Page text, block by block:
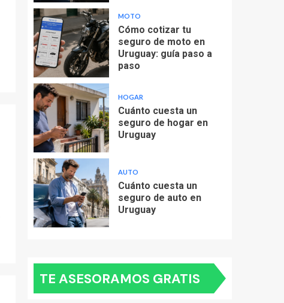
MOTO
Cómo cotizar tu
seguro de moto en
Uruguay: guía paso a
paso
HOGAR
Cuánto cuesta un
seguro de hogar en
Uruguay
AUTO
Cuánto cuesta un
seguro de auto en
Uruguay
TE ASESORAMOS GRATIS